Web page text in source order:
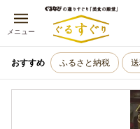
メニュー
おすすめ ふるさと納税